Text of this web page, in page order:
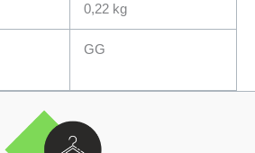
0,22 kg
GG